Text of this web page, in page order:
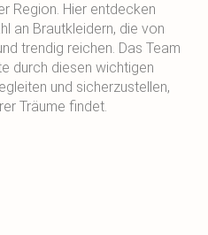
Region. Hier entdecken
an Brautkleidern, die von
trendig reichen. Das Team
durch diesen wichtigen
und sicherzustellen,
Träume findet.